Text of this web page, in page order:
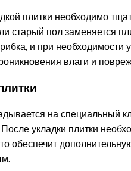
плитки необходимо
старый пол заменяется
и при необходимости
влаги и
на специальный
укладки плитки
обеспечит